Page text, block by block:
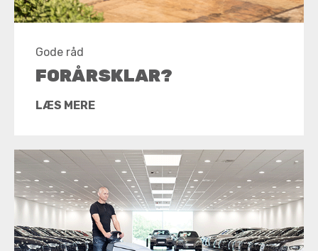
Gode råd
FORÅRSKLAR?
LÆS MERE